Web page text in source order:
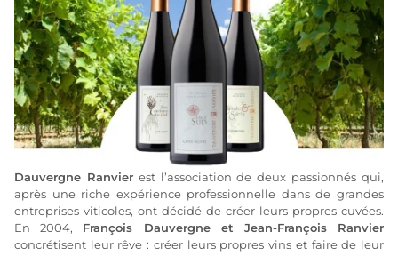
Dauvergne Ranvierest l’association de deux passionnés qui,
après une riche expérience professionnelle dans de grandes
entreprises viticoles, ont décidé de créer leurs propres cuvées.
En 2004, François Dauvergne et Jean-François Ranvier
concrétisent leur rêve : créer leurs propres vins et faire de leur